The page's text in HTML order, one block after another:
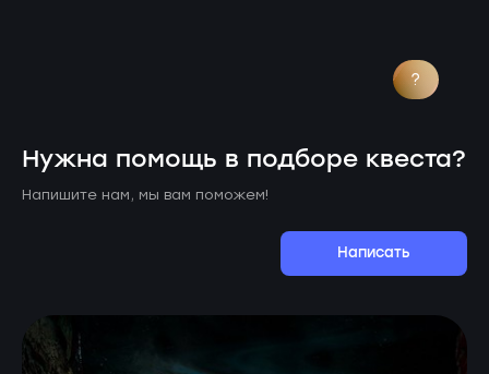
?
Нужна помощь в подборе квеста?
Напишите нам, мы вам поможем!
Написать